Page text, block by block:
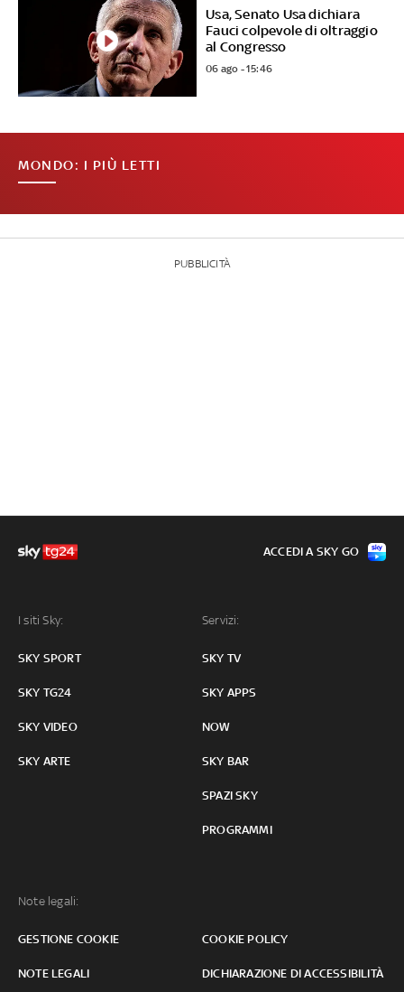
Usa, Senato Usa dichiara
Fauci colpevole di oltraggio
al Congresso
06 ago - 15:46
MONDO: I PIÙ LETTI
PUBBLICITÀ
I siti Sky:
SKY SPORT
SKY TG24
SKY VIDEO
SKY ARTE
Servizi:
SKY TV
SKY APPS
NOW
SKY BAR
SPAZI SKY
PROGRAMMI
Note legali:
GESTIONE COOKIE COOKIE POLICY
NOTE LEGALI DICHIARAZIONE DI ACCESSIBILITÀ
ACCEDI A SKY GO